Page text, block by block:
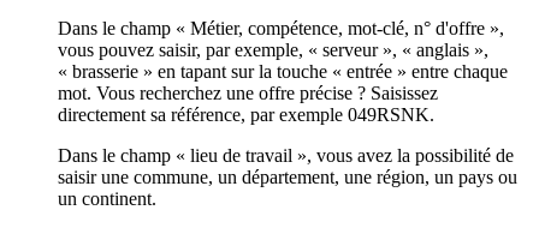
Dans le champ « Métier, compétence, mot-clé, n° d'offre »,
vous pouvez saisir, par exemple, « serveur », « anglais »,
« brasserie » en tapant sur la touche « entrée » entre chaque
mot. Vous recherchez une offre précise ? Saisissez
directement sa référence, par exemple 049RSNK.
Dans le champ « lieu de travail », vous avez la possibilité de
saisir une commune, un département, une région, un pays ou
un continent.